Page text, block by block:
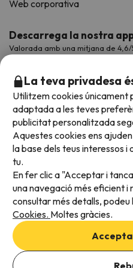
Afegeix les dates per
Web corporativa
Descarrega la nostra
Valorada amb una mitjana de 4,6/
Acceptem
Condicions generals
Privadesa de dades
Política de cookies
La teva privadesa
Utilitzem cookies
adaptada a les teves
publicitat personalitzada
Aquestes cookies ens
la base dels teus interessos
tu.
En fer clic a "Acceptar i
una navegació més eficient i
consultar més detalls, podeu
Cookies. Moltes gràcies.